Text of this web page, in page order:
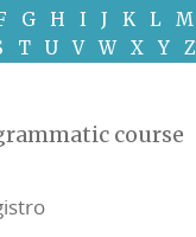
G H I J K L M
T U V W X Y Z
course